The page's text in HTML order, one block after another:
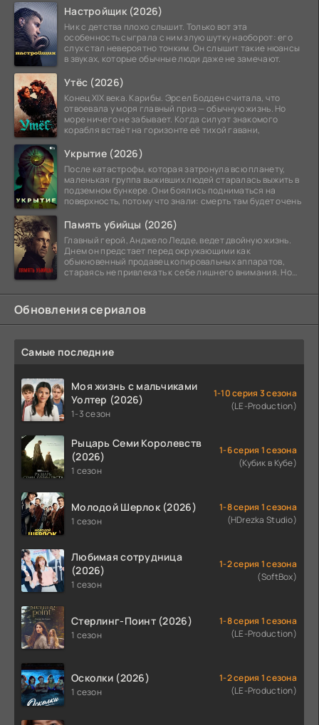
Настройщик (2026)
Ник с детства плохо слышит. Только вот эта
особенность сыграла с ним злую шутку наоборот: его
слух стал невероятно тонким. Он слышит такие нюансы
в звуках, которые обычные люди даже не замечают.
Утёс (2026)
Конец XIX века. Карибы. Эрсел Бодден считала, что
отвоевала у моря главный приз — обычную жизнь. Но
море ничего не забывает. Когда силуэт знакомого
корабля встаёт на горизонте её тихой гавани,
Укрытие (2026)
После катастрофы, которая затронула всю планету,
маленькая группа выживших людей старалась выжить в
подземном бункере. Они боялись подниматься на
поверхность, потому что знали: смерть там будет очень
Память убийцы (2026)
Главный герой, Анджело Ледде, ведет двойную жизнь.
Днем он предстает перед окружающими как
обыкновенный продавец копировальных аппаратов,
стараясь не привлекать к себе лишнего внимания. Но
Обновления сериалов
Самые последние
Моя жизнь с мальчиками
Уолтер (2026)
1-3 сезон
1-10 серия 3 сезона
(LE-Production)
Рыцарь Семи Королевств
(2026)
1 сезон
1-6 серия 1 сезона
(Кубик в Кубе)
Молодой Шерлок (2026)
1 сезон
1-8 серия 1 сезона
(HDrezka Studio)
Любимая сотрудница
(2026)
1 сезон
1-2 серия 1 сезона
(SoftBox)
Стерлинг-Поинт (2026)
1 сезон
1-8 серия 1 сезона
(LE-Production)
Осколки (2026)
1 сезон
1-2 серия 1 сезона
(LE-Production)